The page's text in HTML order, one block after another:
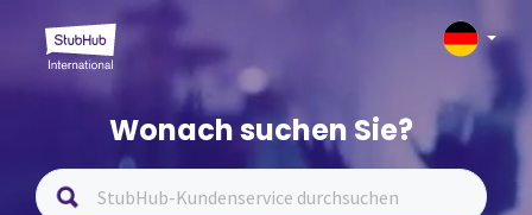
Wonach suchen Sie?